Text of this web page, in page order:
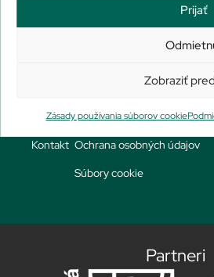
Prijať
Zobraziť
Zásady používania súborov cookie
Služby
Kontakt
Reklamačný poriadok
Odstúpiť od zmluvy
Ochrana osobných údajov
Súbory cookie
Partneri